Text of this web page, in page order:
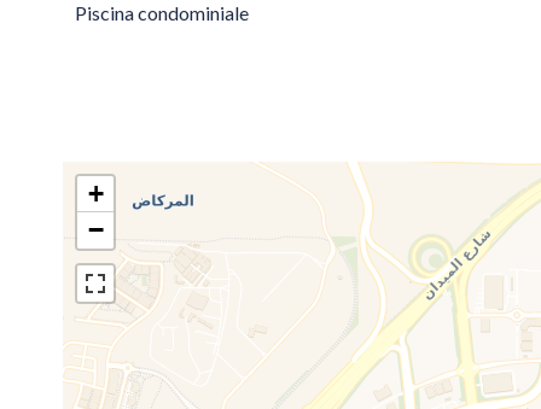
Piscina condominiale
+
−